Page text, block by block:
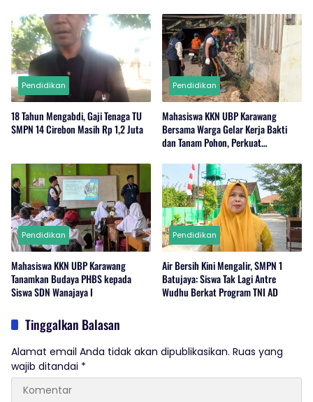
Pendidikan
18 Tahun Mengabdi, Gaji Tenaga TU
SMPN 14 Cirebon Masih Rp 1,2 Juta
Pendidikan
Mahasiswa KKN UBP Karawang
Bersama Warga Gelar Kerja Bakti
dan Tanam Pohon, Perkuat
Pendidikan
Mahasiswa KKN UBP Karawang
Tanamkan Budaya PHBS kepada
Siswa SDN Wanajaya I
Pendidikan
Air Bersih Kini Mengalir, SMPN 1
Batujaya: Siswa Tak Lagi Antre
Wudhu Berkat Program TNI AD
Tinggalkan Balasan
Alamat email Anda tidak akan dipublikasikan. Ruas yang
wajib ditandai *